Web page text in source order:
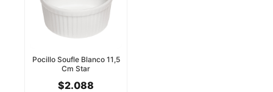
Pocillo Soufle Blanco 11,5
Cm Star
$2.088